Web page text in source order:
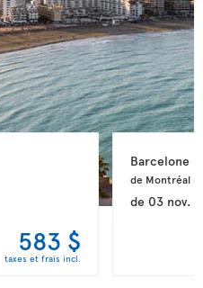
583 $
taxes et frais incl.
Barcelone
de Montréal
de 03 nov.